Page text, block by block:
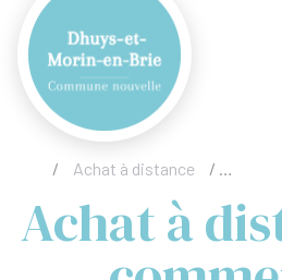
/ Achat à distance / Achat
Achat à